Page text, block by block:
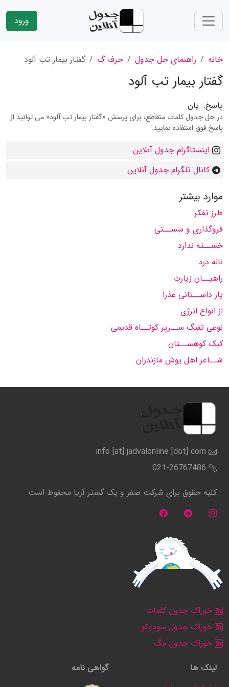
ورود
خانه راهنمای حل جدول حرف گ گفتار بیمار تب آلود
گفتار بیمار تب آلود
پاسخ: یان
در حل جدول کلمات متقاطع، برای پرسش «گفتار بیمار تب آلود» می توانید از
پاسخ فوق استفاده نمایید.
اینستاگرام جدول آنلاین
کانال تلگرام جدول آنلاین
موارد بیشتر
طرز تفکر
فروگذاری و سســتی
خســته ندارد
ناله درد
راهیــان زیارت
یار داســتانی عذرا
از انواع انرژی
نوعی تفنگ ســرپر کوتــاه قدیمی
کبک کوهســتان
شــاعر اهل یوش مازندران
info [at] jadvalonline [dot] com
021-26767486
کلیه حقوق برای شرکت صفر و یک گستر آریا محفوظ است
خوراک جدول کلمات
خوراک جدول سودوکو
خوراک جدول مگ
لینک ها
گواهی نامه